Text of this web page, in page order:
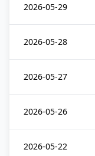
2026-05-29
2026-05-28
2026-05-27
2026-05-26
2026-05-22